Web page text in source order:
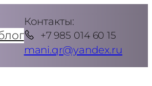
Контакты:
+7 985 014 60 15
mani.qr@yandex.ru